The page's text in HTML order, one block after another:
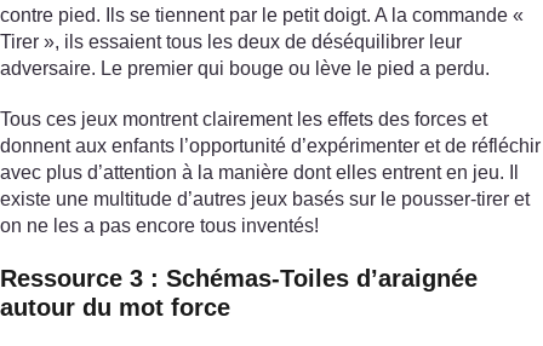
contre pied. Ils se tiennent par le petit doigt. A la commande «
Tirer », ils essaient tous les deux de déséquilibrer leur
adversaire. Le premier qui bouge ou lève le pied a perdu.
Tous ces jeux montrent clairement les effets des forces et
donnent aux enfants l’opportunité d’expérimenter et de réfléchir
avec plus d’attention à la manière dont elles entrent en jeu. Il
existe une multitude d’autres jeux basés sur le pousser-tirer et
on ne les a pas encore tous inventés!
Ressource 3 : Schémas-Toiles d’araignée
autour du mot force